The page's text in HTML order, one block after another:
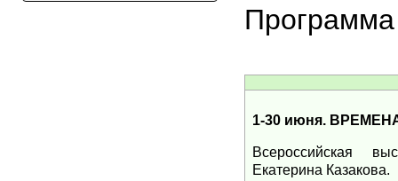
1-30 июня.
Всероссийская
Екатерина Казакова.